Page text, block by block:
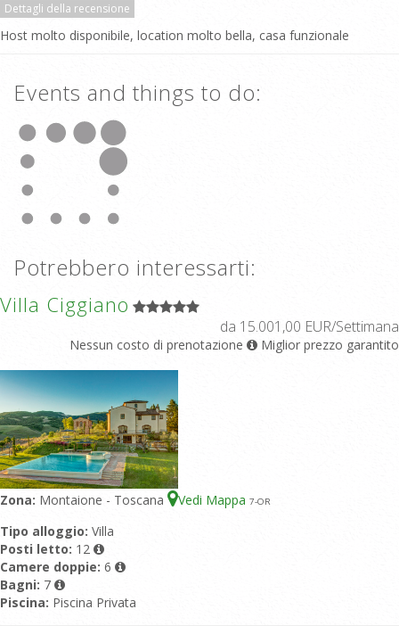
Dettagli della recensione
Host molto disponibile, location molto bella, casa funzionale
Events and things to do:
Potrebbero interessarti:
Villa Ciggiano
da 15.001,00 EUR/Settimana
Nessun costo di prenotazione Miglior prezzo garantito
Zona: Montaione - Toscana Vedi Mappa 7-OR
Tipo alloggio: Villa
Posti letto: 12
Camere doppie: 6
Bagni: 7
Piscina: Piscina Privata